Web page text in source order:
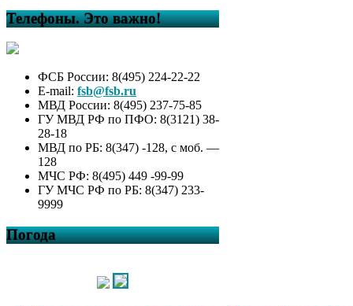
Телефоны. Это важно!
ФСБ России: 8(495) 224-22-22
E-mail: fsb@fsb.ru
МВД России: 8(495) 237-75-85
ГУ МВД РФ по ПФО: 8(3121) 38-
28-18
МВД по РБ: 8(347) -128, с моб. —
128
МЧС РФ: 8(495) 449 -99-99
ГУ МЧС РФ по РБ: 8(347) 233-
9999
Погода